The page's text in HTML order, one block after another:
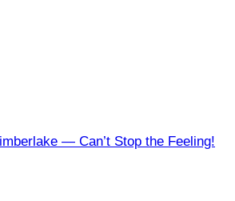
— Can’t Stop the Feeling!